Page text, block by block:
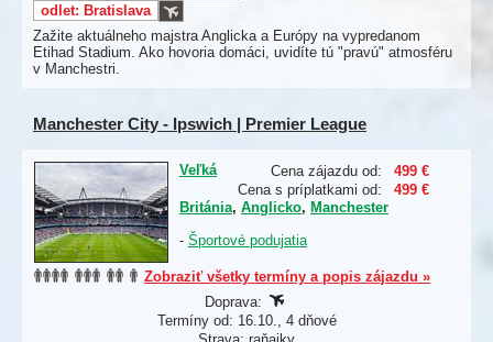
odlet: Bratislava
Zažite aktuálneho majstra Anglicka a Európy na vypredanom
Etihad Stadium. Ako hovoria domáci, uvidíte tú "pravú" atmosféru
v Manchestri.
Manchester City - Ipswich | Premier League
Cena zájazdu od:
499 €
Cena s príplatkami od:
499 €
Veľká
Británia, Anglicko, Manchester
- Športové podujatia
Zobraziť všetky termíny a popis zájazdu »
Doprava:
Termíny od: 16.10., 4 dňové